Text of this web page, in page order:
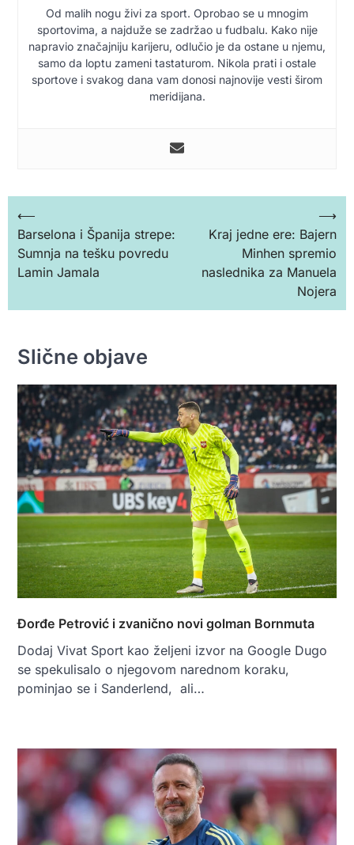
Od malih nogu živi za sport. Oprobao se u mnogim
sportovima, a najduže se zadržao u fudbalu. Kako nije
napravio značajniju karijeru, odlučio je da ostane u njemu,
samo da loptu zameni tastaturom. Nikola prati i ostale
sportove i svakog dana vam donosi najnovije vesti širom
meridijana.
Кретање
чланка
⟵
Barselona i Španija strepe:
Sumnja na tešku povredu
Lamin Jamala
Kraj jedne ere: Bajern
Minhen spremio
naslednika za Manuela
Nojera
⟶
Slične objave
Đorđe Petrović i zvanično novi golman Bornmuta
Dodaj Vivat Sport kao željeni izvor na Google Dugo
se spekulisalo o njegovom narednom koraku,
pominjao se i Sanderlend, ali…